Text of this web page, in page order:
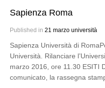
Sapienza Roma
Published in 21 marzo università
Sapienza Università di
Università. Rilanciare
marzo 2016, ore 11.30 ESITI
comunicato, la rassegna